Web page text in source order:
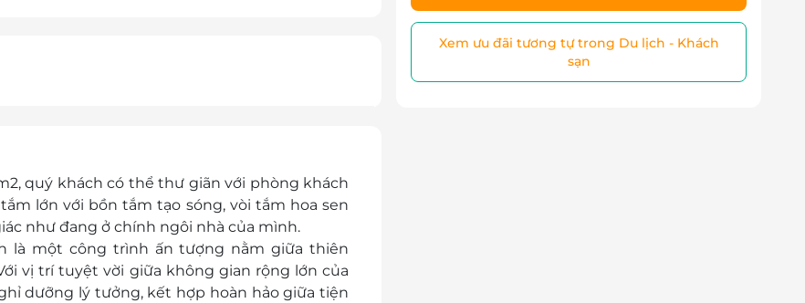
quý khách có thể thư giãn với phòng khách
lớn với bồn tắm tạo sóng, vòi tắm hoa sen
như đang ở chính ngôi nhà của mình.
là một công trình ấn tượng nằm giữa thiên
vị trí tuyệt vời giữa không gian rộng lớn của
dưỡng lý tưởng, kết hợp hoàn hảo giữa tiện
Xem ưu đãi tương tự trong Du lịch - Khách
sạn